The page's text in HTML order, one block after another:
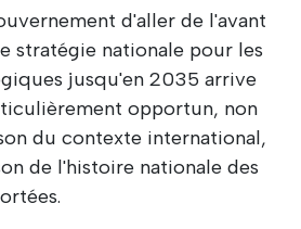
d'aller de l'avant
stratégie nationale pour les
jusqu'en 2035 arrive
opportun, non
du contexte international,
de l'histoire nationale des